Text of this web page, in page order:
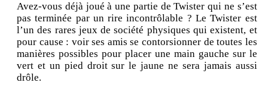
Avez-vous déjà joué à une partie de Twister qui ne s’est
pas terminée par un rire incontrôlable ? Le Twister est
l’un des rares jeux de société physiques qui existent, et
pour cause : voir ses amis se contorsionner de toutes les
manières possibles pour placer une main gauche sur le
vert et un pied droit sur le jaune ne sera jamais aussi
drôle.